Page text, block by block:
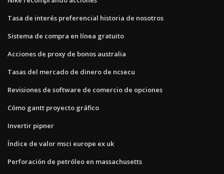
Tasa de interés preferencial historia de nosotros
Sistema de compra en línea gratuito
Acciones de proxy de bonos australia
Tasas del mercado de dinero de ncsecu
Revisiones de software de comercio de opciones
Cómo gantt proyecto gráfico
Invertir pipner
Índice de valor msci europe ex uk
Perforación de petróleo en massachusetts